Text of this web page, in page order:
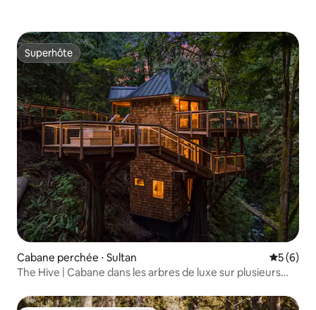
Superhôte
Superhôte
Cabane perchée ⋅ Sultan
5 (6)
The Hive | Cabane dans les arbres de luxe sur plusieurs